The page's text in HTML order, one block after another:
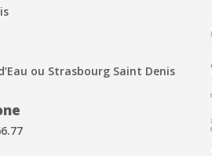
ou Strasbourg Saint Denis